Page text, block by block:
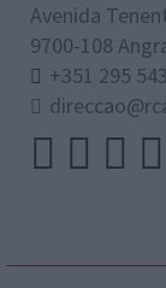
Avenida
9700-108
+351 295